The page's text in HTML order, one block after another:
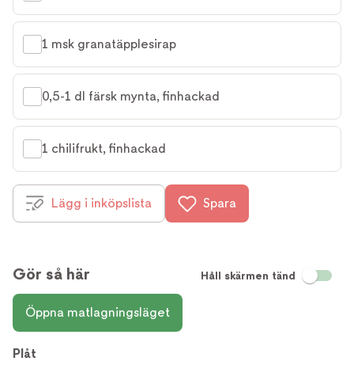
1 msk granatäpplesirap
0,5-1 dl färsk mynta, finhackad
1 chilifrukt, finhackad
Lägg i inköpslista Spara
Gör så här Håll skärmen tänd
Öppna matlagningsläget
Plåt